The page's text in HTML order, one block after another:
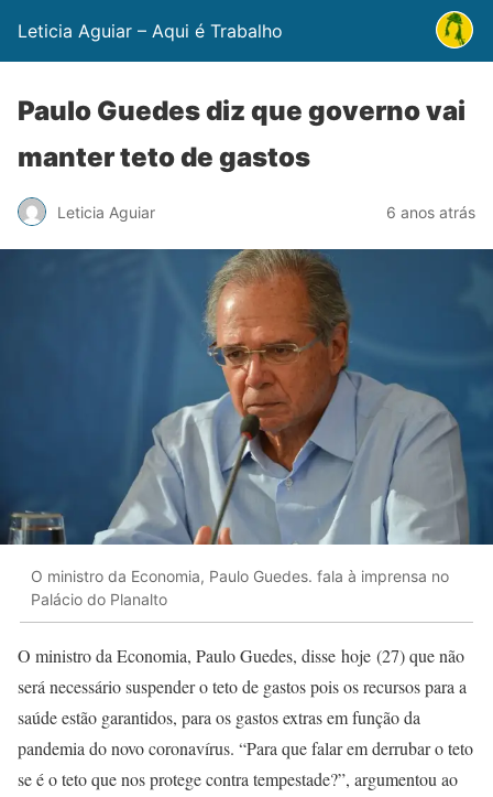
Leticia Aguiar – Aqui é Trabalho
Paulo Guedes diz que governo vai
manter teto de gastos
Leticia Aguiar 6 anos atrás
O ministro da Economia, Paulo Guedes. fala à imprensa no
Palácio do Planalto
O ministro da Economia, Paulo Guedes, disse hoje (27) que não
será necessário suspender o teto de gastos pois os recursos para a
saúde estão garantidos, para os gastos extras em função da
pandemia do novo coronavírus. “Para que falar em derrubar o teto
se é o teto que nos protege contra tempestade?”, argumentou ao